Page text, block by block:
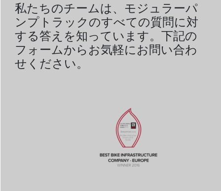
私たちのチームは、モジュラーパ
ンプトラックのすべての質問に対
する答えを知っています。下記の
フォームからお気軽にお問い合わ
せください。